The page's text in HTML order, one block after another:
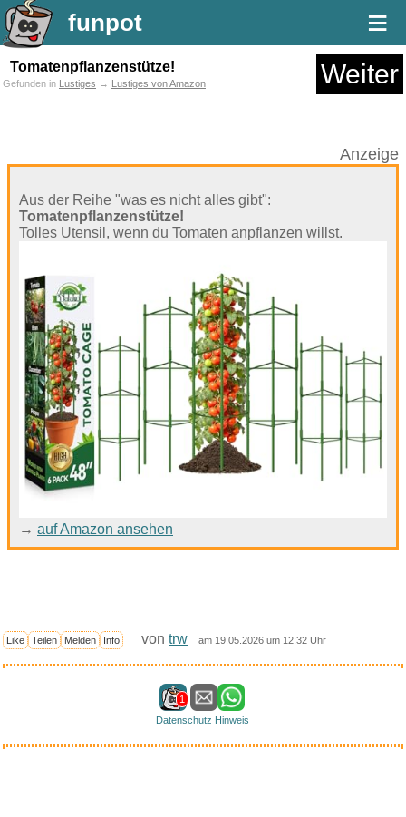
funpot ≡
Tomatenpflanzenstütze! Weiter
Gefunden in Lustiges → Lustiges von Amazon
Anzeige
Aus der Reihe "was es nicht alles gibt":
Tomatenpflanzenstütze!
Tolles Utensil, wenn du Tomaten anpflanzen willst.
→ auf Amazon ansehen
Like Teilen Melden Info von trw am 19.05.2026 um 12:32 Uhr
1
Datenschutz Hinweis